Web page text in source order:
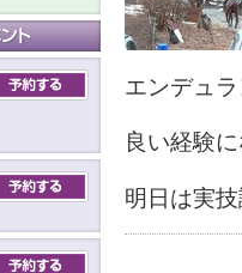
エンデュ
良い経験
明日は実